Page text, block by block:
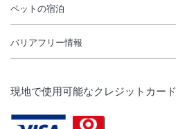
ペットの宿泊
バリアフリー情報
現地で使用可能なクレジットカード